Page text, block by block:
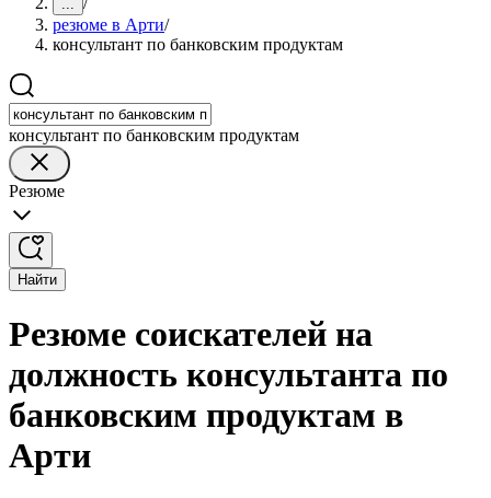
...
резюме в Арти/
консультант по банковским продуктам
консультант по банковским продуктам
Резюме
Найти
Резюме соискателей на
должность консультанта по
банковским продуктам в
Арти